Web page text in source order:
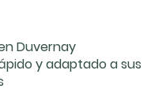
Duvernay
y adaptado a sus